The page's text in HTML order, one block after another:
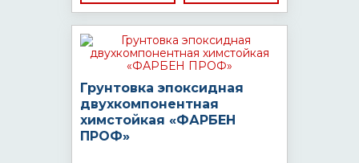
Грунтовка эпоксидная
двухкомпонентная
химстойкая «ФАРБЕН
ПРОФ»